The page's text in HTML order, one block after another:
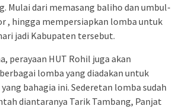
Mulai dari memasang baliho dan umbul-
, hingga mempersiapkan lomba untuk
jadi Kabupaten tersebut.
perayaan HUT Rohil juga akan
lomba yang diadakan untuk
bahagia ini. Sederetan lomba sudah
diantaranya Tarik Tambang, Panjat